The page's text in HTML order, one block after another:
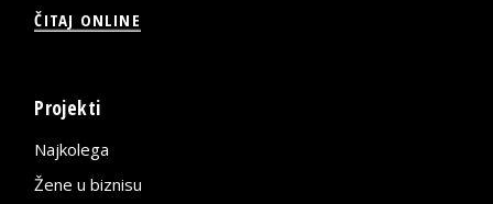
ČITAJ ONLINE
Projekti
Najkolega
Žene u biznisu